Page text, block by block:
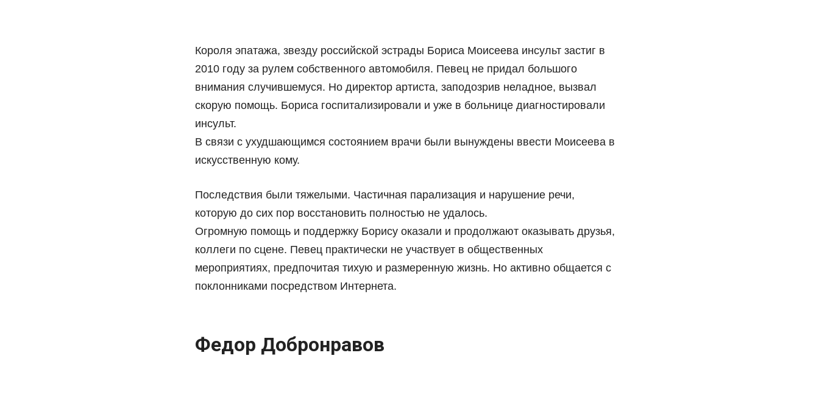
Короля эпатажа, звезду российской эстрады Бориса Моисеева инсульт застиг в
2010 году за рулем собственного автомобиля. Певец не придал большого
внимания случившемуся. Но директор артиста, заподозрив неладное, вызвал
скорую помощь. Бориса госпитализировали и уже в больнице диагностировали
инсульт.
В связи с ухудшающимся состоянием врачи были вынуждены ввести Моисеева в
искусственную кому.
Последствия были тяжелыми. Частичная парализация и нарушение речи,
которую до сих пор восстановить полностью не удалось.
Огромную помощь и поддержку Борису оказали и продолжают оказывать друзья,
коллеги по сцене. Певец практически не участвует в общественных
мероприятиях, предпочитая тихую и размеренную жизнь. Но активно общается с
поклонниками посредством Интернета.
Федор Добронравов